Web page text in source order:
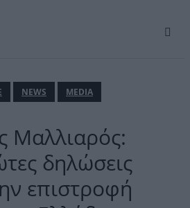
NEWS MEDIA
Μαλλιαρός:
δηλώσεις
επιστροφή